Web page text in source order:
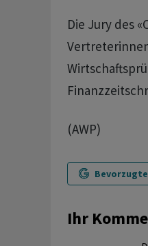
Die Jury des
(AWP)
Ihr